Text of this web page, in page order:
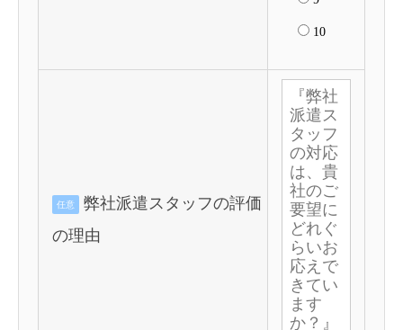
10
任意
弊社派遣スタッフの評価
の理由